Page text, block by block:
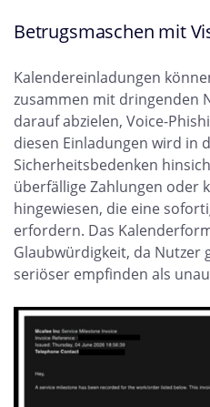
Betrugsmaschen mit
Kalendereinladungen
zusammen mit dringenden
darauf abzielen, Voice-
diesen Einladungen wird in
Sicherheitsbedenken
überfällige Zahlungen oder
hingewiesen, die eine
erfordern. Das
Glaubwürdigkeit, da Nutzer
seriöser empfinden als